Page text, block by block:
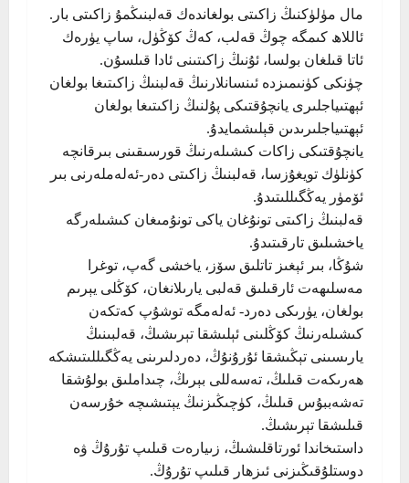
مال مۈلۈكنىڭ زاكىتى بولغاندەك قەلبنىڭمۇ زاكىتى بار.
ئاللاھ كىمگە چوڭ قەلب، كەڭ كۆڭۈل، ساپ يۈرەك
ئاتا قىلغان بولسا، ئۇنىڭ زاكىتىنى ئادا قىلسۇن.
چۈنكى كۈنىمىزدە ئىنسانلارنىڭ قەلبنىڭ زاكىتىغا بولغان
ئېھتىياجلىرى يانچۇقتىكى پۇلنىڭ زاكىتىغا بولغان
ئېھتىياجلىرىدىن قېلىشمايدۇ.
يانچۇقتىكى زاكات كىشىلەرنىڭ قورسىقىنى بىرقانچە
كۈنلۈك تويغۇزسا، قەلبنىڭ زاكىتى دەر-ئەلەملەرنى بىر
ئۆمۈر يەڭگىللىتىدۇ.
قەلبنىڭ زاكىتى تونۇغان ياكى تونۇمىغان كىشىلەرگە
ياخشىلىق تارقىتىدۇ.
شۇڭا، بىر ئېغىز تاتلىق سۆز، ياخشى گەپ، توغرا
مەسلىھەت ئارقىلىق قەلبى يارىلانغان، كۆڭلى يېرىم
بولغان، يۈرىكى دەرد- ئەلەمگە توشۇپ كەتكەن
كىشىلەرنىڭ كۆڭلىنى ئېلىشقا تېرىشىڭ، قەلبىنىڭ
يارىسىنى تېڭىشقا ئۇرۇنۇڭ، دەردلىرىنى يەڭگىللىتىشكە
ھەرىكەت قىلىڭ، تەسەللى بېرىڭ، چىداملىق بولۇشقا
تەشەببۇس قىلىڭ، كۈچىڭىزنىڭ يېتىشىچە خۇرسەن
قىلىشقا تېرىشىڭ.
داستىخاندا ئورتاقلىشىڭ، زىيارەت قىلىپ تۇرۇڭ ۋە
دوستلۇقىڭىزنى ئىزھار قىلىپ تۇرۇڭ.